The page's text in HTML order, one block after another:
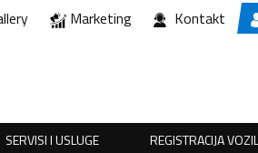
Marketing Kontakt
SERVISI I USLUGE REGISTRACIJA